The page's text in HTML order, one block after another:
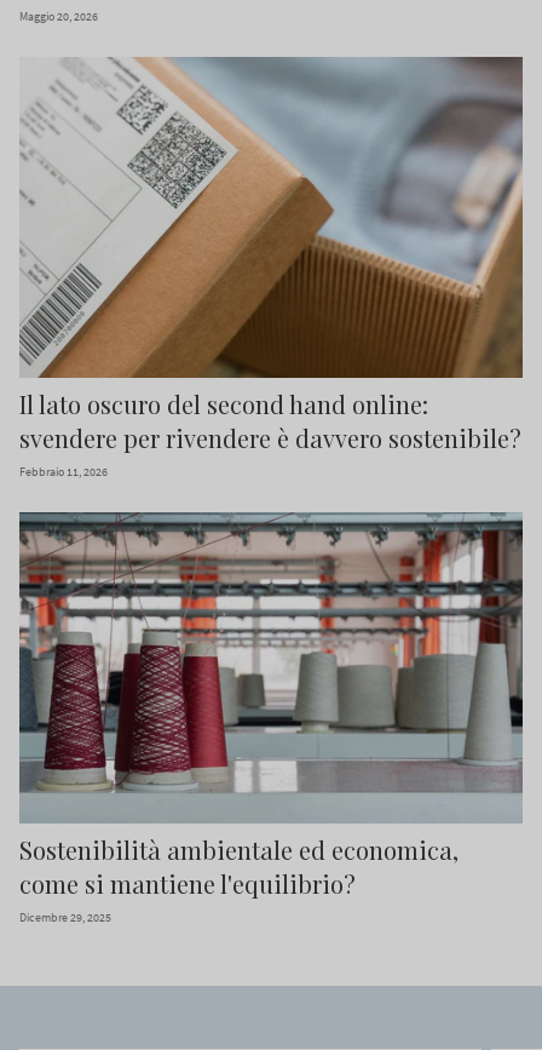
Maggio 20, 2026
Il lato oscuro del second hand online:
svendere per rivendere è davvero sostenibile?
Febbraio 11, 2026
Sostenibilità ambientale ed economica,
come si mantiene l'equilibrio?
Dicembre 29, 2025